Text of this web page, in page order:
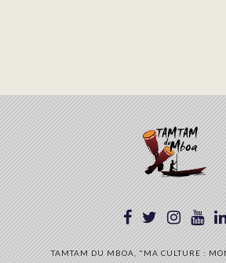
TAMTAM DU MBOA, "MA CULTURE :